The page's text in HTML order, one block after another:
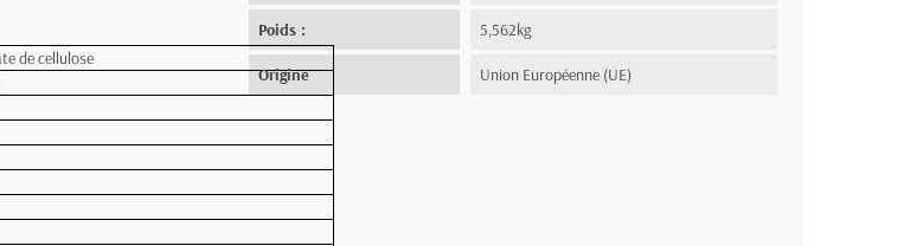
de cellulose
Poids : 5,562kg
Origine Union Européenne (UE)